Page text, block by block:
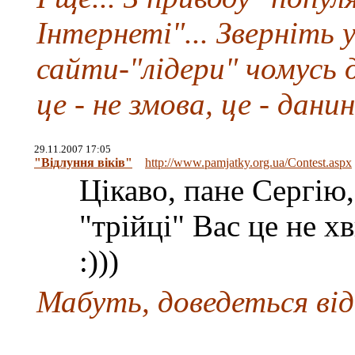
Інтернеті"... Зверніть
сайти-"лідери" чомусь
це - не змова, це -
29.11.2007 17:05
"Відлуння віків" http://www.pamjatky.org.ua/Contest.aspx
Цікаво, пане
"трійці" Вас це не
:)))
Мабуть, доведеться